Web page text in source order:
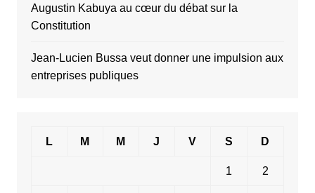
Augustin Kabuya au cœur du débat sur la
Constitution
Jean-Lucien Bussa veut donner une impulsion aux
entreprises publiques
L M M J V S D
1 2